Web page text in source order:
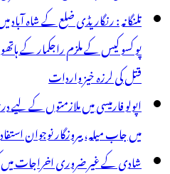
تلنگانہ : رنگاریڈی ضلع کے شاہ آباد
قتل کی لرزہ خیز واردات
میں جاب میلہ، بیروزگار نوجوان